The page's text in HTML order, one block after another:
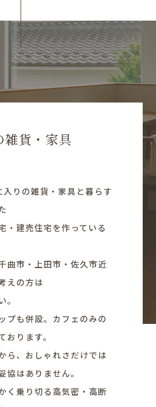
雑貨・家具
入りの雑貨・家具と暮らす
・建売住宅を作っている
曲市・上田市・佐久市近
えの方は
プも併設。カフェのみの
おります。
ら、おしゃれさだけでは
協はありません。
く乗り切る高気密・高断